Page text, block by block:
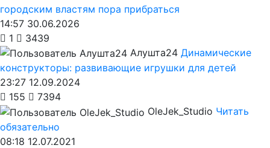
городским властям пора прибраться
14:57 30.06.2026
1
3439
Алушта24 Динамические
конструкторы: развивающие игрушки для детей
23:27 12.09.2024
155
7394
OleJek_Studio Читать
обязательно
08:18 12.07.2021